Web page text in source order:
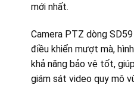
mới nhất.
Camera PTZ dòng
điều khiển mượt mà,
khả năng bảo vệ tốt,
giám sát video quy mô